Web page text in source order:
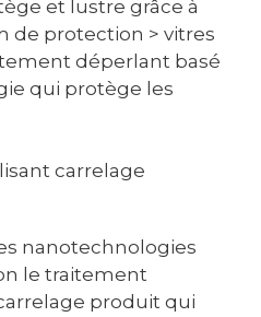
et lustre grâce à
de protection > vitres
déperlant basé
qui protège les
carrelage
nanotechnologies
le traitement
produit qui